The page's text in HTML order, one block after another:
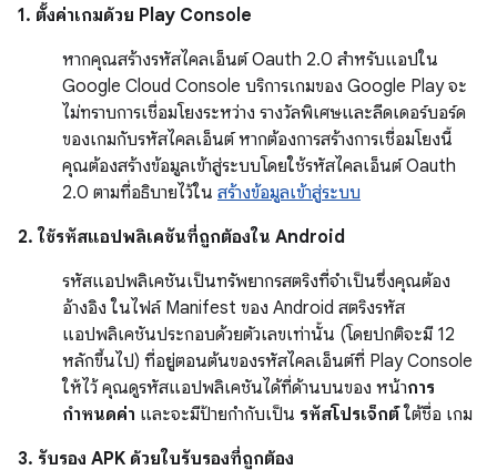
1. ตั้งค่าเกมด้วย Play Console
หากคุณสร้างรหัสไคลเอ็นต์ Oauth 2.0 สำหรับแอปใน
Google Cloud Console บริการเกมของ Google Play จะ
ไม่ทราบการเชื่อมโยงระหว่าง รางวัลพิเศษและลีดเดอร์บอร์ด
ของเกมกับรหัสไคลเอ็นต์ หากต้องการสร้างการเชื่อมโยงนี้
คุณต้องสร้างข้อมูลเข้าสู่ระบบโดยใช้รหัสไคลเอ็นต์ Oauth
2.0 ตามที่อธิบายไว้ใน สร้างข้อมูลเข้าสู่ระบบ
2. ใช้รหัสแอปพลิเคชันที่ถูกต้องใน Android
รหัสแอปพลิเคชันเป็นทรัพยากรสตริงที่จำเป็นซึ่งคุณต้อง
อ้างอิง ในไฟล์ Manifest ของ Android สตริงรหัส
แอปพลิเคชันประกอบด้วยตัวเลขเท่านั้น (โดยปกติจะมี 12
หลักขึ้นไป) ที่อยู่ตอนต้นของรหัสไคลเอ็นต์ที่ Play Console
ให้ไว้ คุณดูรหัสแอปพลิเคชันได้ที่ด้านบนของ หน้าการ
กำหนดค่า และจะมีป้ายกำกับเป็น รหัสโปรเจ็กต์ใต้ชื่อ เกม
3. รับรอง APK ด้วยใบรับรองที่ถูกต้อง